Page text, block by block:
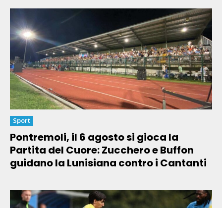
Sport
Pontremoli, il 6 agosto si gioca la
Partita del Cuore: Zucchero e Buffon
guidano la Lunisiana contro i Cantanti